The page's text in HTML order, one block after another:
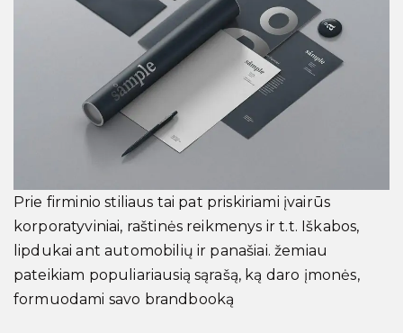
Prie firminio stiliaus tai pat priskiriami įvairūs
korporatyviniai, raštinės reikmenys ir t.t. Iškabos,
lipdukai ant automobilių ir panašiai. žemiau
pateikiam populiariausią sąrašą, ką daro įmonės,
formuodami savo brandbooką